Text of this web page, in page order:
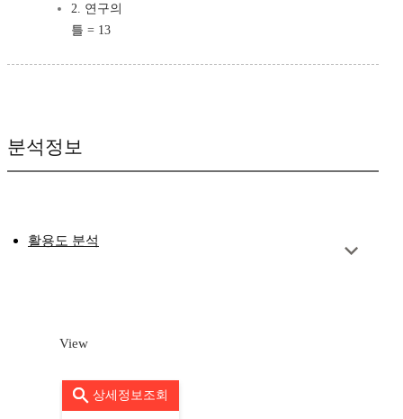
2. 연구의
틀 = 13
분석정보
활용도 분석
View
상세정보조회